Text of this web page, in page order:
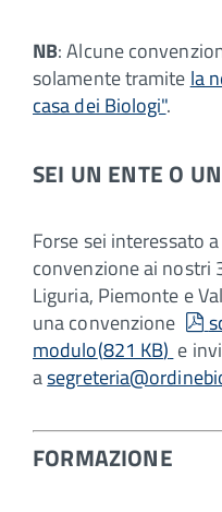
NB: Alcune
solamente tramite la
casa dei Biologi".
SEI UN ENTE O
Forse sei interessato
convenzione ai nostri
Liguria, Piemonte e
una convenzione
modulo(821 KB) e
a
FORMAZIONE